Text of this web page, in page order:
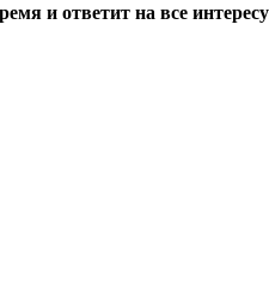
и ответит на все